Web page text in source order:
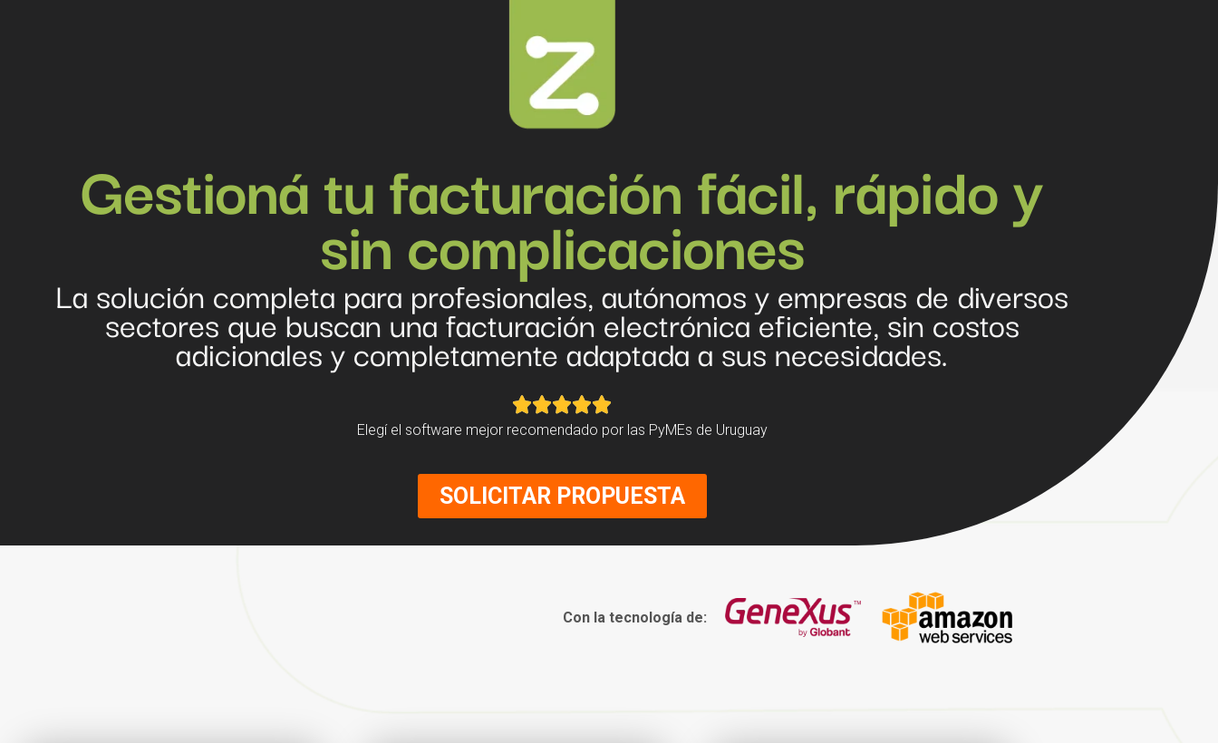
Gestioná tu facturación fácil, rápido y
sin complicaciones
La solución completa para profesionales, autónomos y empresas de diversos
sectores que buscan una facturación electrónica eficiente, sin costos
adicionales y completamente adaptada a sus necesidades.
Elegí el software mejor recomendado por las PyMEs de Uruguay
SOLICITAR PROPUESTA
Con la tecnología de: